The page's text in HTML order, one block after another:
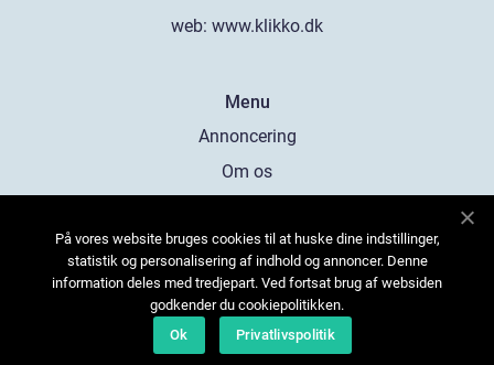
web: www.klikko.dk
Menu
Annoncering
Om os
Kontakt os
Sitemap
På vores website bruges cookies til at huske dine indstillinger,
statistik og personalisering af indhold og annoncer. Denne
information deles med tredjepart. Ved fortsat brug af websiden
godkender du cookiepolitikken.
Ok
Privatlivspolitik